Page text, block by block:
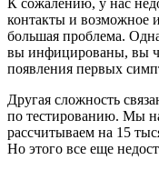
контакты и возможное
большая проблема.
вы инфицированы, вы
появления первых
Другая сложность
по тестированию. Мы
рассчитываем на 15
Но этого все еще